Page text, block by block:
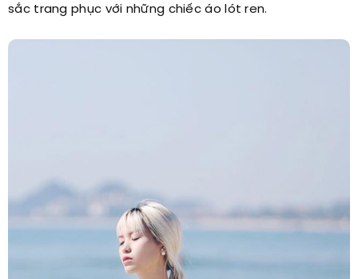
sắc trang phục với những chiếc áo lót ren.